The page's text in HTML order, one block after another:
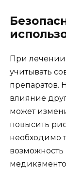
При лечении
учитывать
препаратов.
влияние
может
повысить
необходимо